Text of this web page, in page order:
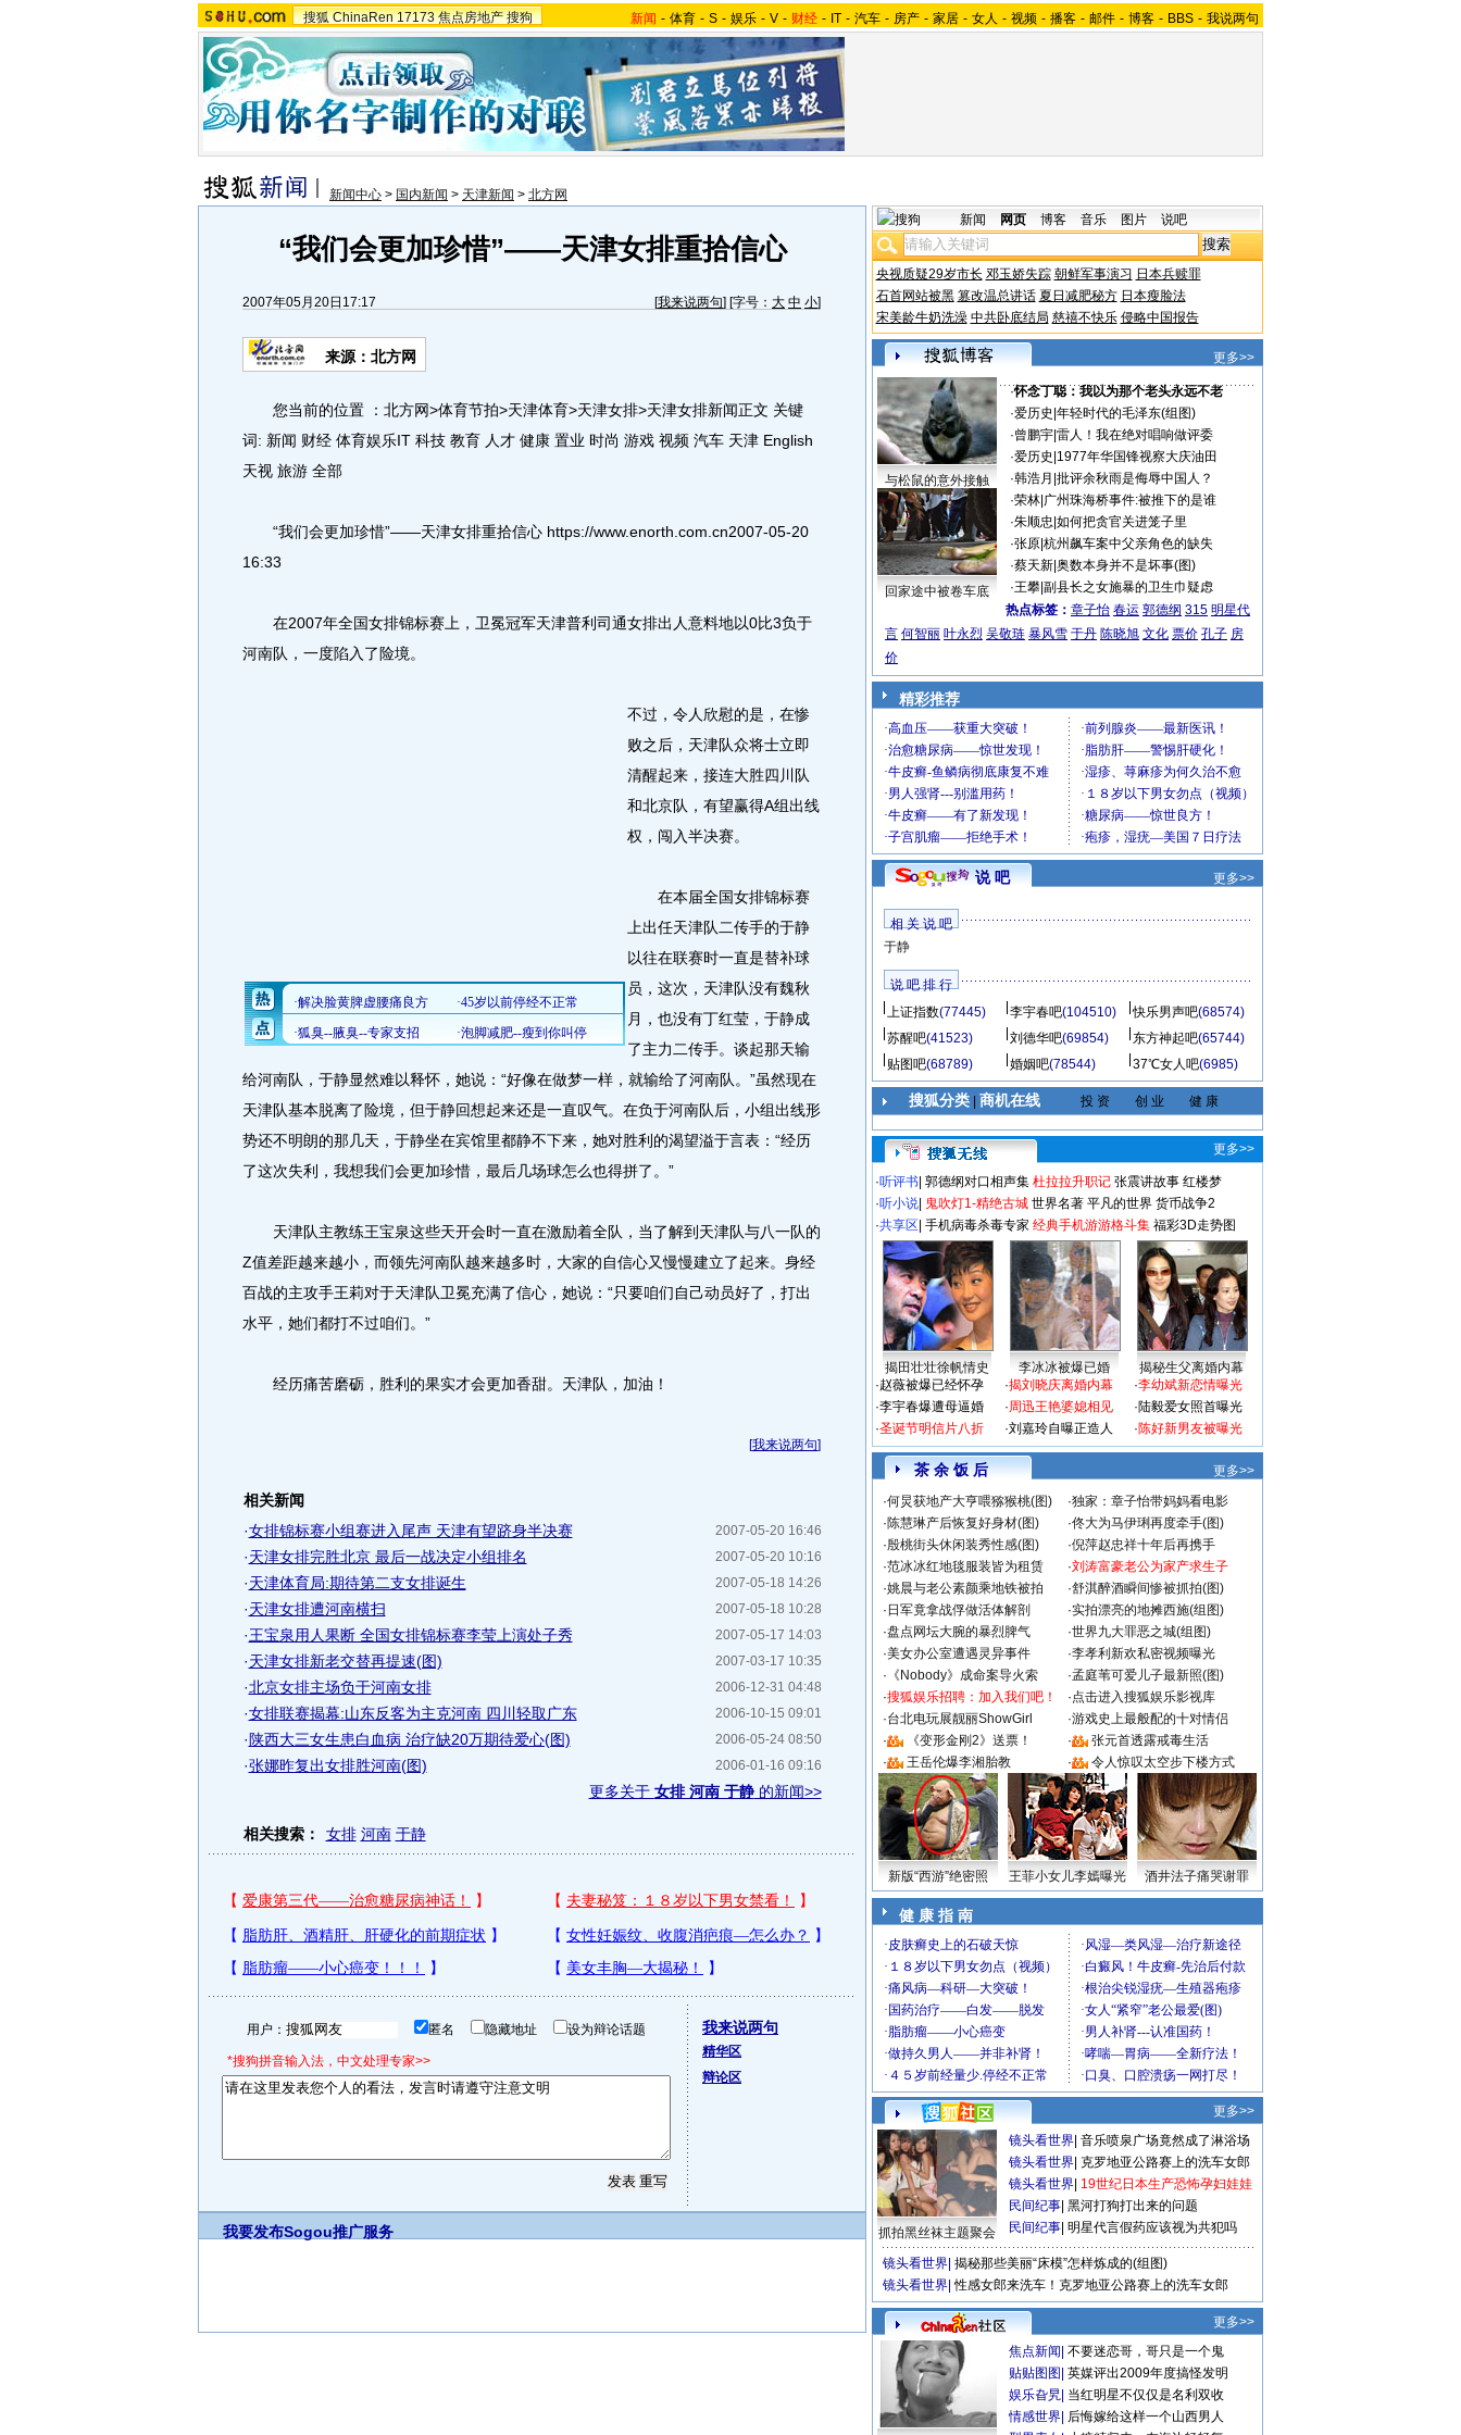
搜狐 ChinaRen 17173 焦点房地产 搜狗 新闻 - 体育 - S - 娱乐 - V - 财经 - IT - 汽车 - 房产 - 家居 - 女人 - 视频 - 播客 - 邮件 - 博客 - BBS - 我说两句
新闻中心 > 国内新闻 > 天津新闻 > 北方网
“我们会更加珍惜”——天津女排重拾信心
2007年05月20日17:17 [我来说两句] [字号： 大 中 小]
来源：北方网
您当前的位置 ：北方网>体育节拍>天津体育>天津女排>天津女排新闻正文 关键
词: 新闻 财经 体育娱乐IT 科技 教育 人才 健康 置业 时尚 游戏 视频 汽车 天津 English
天视 旅游 全部
“我们会更加珍惜”——天津女排重拾信心 https://www.enorth.com.cn2007-05-20
16:33
在2007年全国女排锦标赛上，卫冕冠军天津普利司通女排出人意料地以0比3负于
河南队，一度陷入了险境。
不过，令人欣慰的是，在惨
败之后，天津队众将士立即
清醒起来，接连大胜四川队
和北京队，有望赢得A组出线
权，闯入半决赛。
在本届全国女排锦标赛
上出任天津队二传手的于静
以往在联赛时一直是替补球
员，这次，天津队没有魏秋
月，也没有丁红莹，于静成
了主力二传手。谈起那天输
给河南队，于静显然难以释怀，她说：“好像在做梦一样，就输给了河南队。”虽然现在
天津队基本脱离了险境，但于静回想起来还是一直叹气。在负于河南队后，小组出线形
势还不明朗的那几天，于静坐在宾馆里都静不下来，她对胜利的渴望溢于言表：“经历
了这次失利，我想我们会更加珍惜，最后几场球怎么也得拼了。”
天津队主教练王宝泉这些天开会时一直在激励着全队，当了解到天津队与八一队的
Z值差距越来越小，而领先河南队越来越多时，大家的自信心又慢慢建立了起来。身经
百战的主攻手王莉对于天津队卫冕充满了信心，她说：“只要咱们自己动员好了，打出
水平，她们都打不过咱们。”
经历痛苦磨砺，胜利的果实才会更加香甜。天津队，加油！
[我来说两句]
相关新闻
2007-05-20 16:46
·女排锦标赛小组赛进入尾声 天津有望跻身半决赛
2007-05-20 10:16
·天津女排完胜北京 最后一战决定小组排名
2007-05-18 14:26
·天津体育局:期待第二支女排诞生
2007-05-18 10:28
·天津女排遭河南横扫
2007-05-17 14:03
·王宝泉用人果断 全国女排锦标赛李莹上演处子秀
2007-03-17 10:35
·天津女排新老交替再提速(图)
2006-12-31 04:48
·北京女排主场负于河南女排
2006-10-15 09:01
·女排联赛揭幕:山东反客为主克河南 四川轻取广东
2006-05-24 08:50
· 陕西大三女生患白血病 治疗缺20万期待爱心(图)
2006-01-16 09:16
·张娜昨复出女排胜河南(图)
更多关于 女排 河南 于静的新闻>>
相关搜索： 女排 河南 于静
用户： 匿名 隐藏地址 设为辩论话题
*搜狗拼音输入法，中文处理专家>>
我来说两句
精华区
辩论区
我要发布Sogou推广服务
新闻 网页 博客 音乐 图片 说吧
央视质疑29岁市长 邓玉娇失踪 朝鲜军事演习 日本兵赎罪
石首网站被黑 篡改温总讲话 夏日减肥秘方 日本瘦脸法
宋美龄牛奶洗澡 中共卧底结局 慈禧不快乐 侵略中国报告
更多>>
与松鼠的意外接触
回家途中被卷车底
·怀念丁聪：我以为那个老头永远不老
·爱历史 年轻时代的毛泽东(组图)
·曾鹏宇| 雷人！我在绝对唱响做评委
·爱历史 1977年华国锋视察大庆油田
·韩浩月 批评余秋雨是侮辱中国人？
·荣林| 广州珠海桥事件:被推下的是谁
·朱顺忠 如何把贪官关进笼子里
·张原| 杭州飙车案中父亲角色的缺失
·蔡天新| 奥数本身并不是坏事(图)
·王攀| 副县长之女施暴的卫生巾疑虑
热点标签： 章子怡 春运 郭德纲 315 明星代
言 何智丽 叶永烈 吴敬琏 暴风雪 于丹 陈晓旭 文化 票价 孔子 房
价
精彩推荐
说 吧 更多>>
相 关 说 吧
于静
说 吧 排 行
上证指数(77445) 李宇春吧(104510) 快乐男声吧(68574)
苏醒吧(41523) 刘德华吧(69854) 东方神起吧(65744)
贴图吧(68789) 婚姻吧(78544) 37℃女人吧(6985)
搜狐分类| 商机在线 投 资 创 业 健 康
更多>>
·听评书 郭德纲对口相声集 杜拉拉升职记 张震讲故事 红楼梦
·听小说 鬼吹灯1-精绝古城 世界名著 平凡的世界 货币战争2
·共享区 手机病毒杀毒专家 经典手机游游格斗集 福彩3D走势图
揭田壮壮徐帆情史 李冰冰被爆已婚
揭秘生父离婚内幕
·赵薇被爆已经怀孕
·李宇春爆遭母逼婚
·圣诞节明信片八折
·揭刘晓庆离婚内幕
·周迅王艳婆媳相见
·刘嘉玲自曝正造人
·李幼斌新恋情曝光
·陆毅爱女照首曝光
·陈好新男友被曝光
茶 余 饭 后
更多>>
·何炅获地产大亨喂猕猴桃(图) ·独家：章子怡带妈妈看电影
·陈慧琳产后恢复好身材(图) ·佟大为马伊琍再度牵手(图)
·殷桃街头休闲装秀性感(图) ·倪萍赵忠祥十年后再携手
·范冰冰红地毯服装皆为租赁 ·刘涛富豪老公为家产求生子
·姚晨与老公素颜乘地铁被拍 ·舒淇醉酒瞬间惨被抓拍(图)
· 日军竟拿战俘做活体解剖 ·实拍漂亮的地摊西施(组图)
·盘点网坛大腕的暴烈脾气 ·世界九大罪恶之城(组图)
·美女办公室遭遇灵异事件 ·李孝利新欢私密视频曝光
· 《Nobody》成命案导火索 ·孟庭苇可爱儿子最新照(图)
·搜狐娱乐招聘：加入我们吧！ ·点击进入搜狐娱乐影视库
·台北电玩展靓丽ShowGirl ·游戏史上最般配的十对情侣
·
《变形金刚2》送票！ ·
张元首透露戒毒生活
·
王岳伦爆李湘胎教 · 令人惊叹太空步下楼方式
新版“西游”绝密照 王菲小女儿李嫣曝光 酒井法子痛哭谢罪
健 康 指 南
更多>>
抓拍黑丝袜主题聚会
镜头看世界 音乐喷泉广场竟然成了淋浴场
镜头看世界 克罗地亚公路赛上的洗车女郎
镜头看世界 19世纪日本生产恐怖孕妇娃娃
民间纪事 黑河打狗打出来的问题
民间纪事 明星代言假药应该视为共犯吗
镜头看世界 揭秘那些美丽“床模”怎样炼成的(组图)
镜头看世界 性感女郎来洗车！克罗地亚公路赛上的洗车女郎
更多>>
焦点新闻 不要迷恋哥，哥只是一个鬼
贴贴图图 英媒评出2009年度搞怪发明
娱乐旮旯 当红明星不仅仅是名利双收
情感世界 后悔嫁给这样一个山西男人